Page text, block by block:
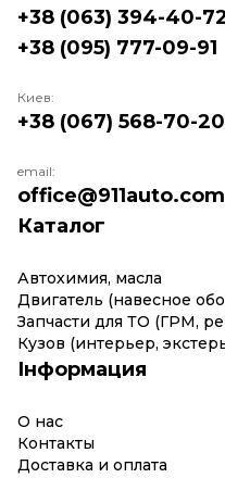
Каталог
Автохимия, масла
Двигатель (навесное
Запчасти для ТО (ГРМ,
Кузов (интерьер,
Інформация
О нас
Контакты
Доставка и оплата
+38 (063) 394-40-
+38 (095) 777-09-91
Киев:
+38 (067) 568-70-20
email: